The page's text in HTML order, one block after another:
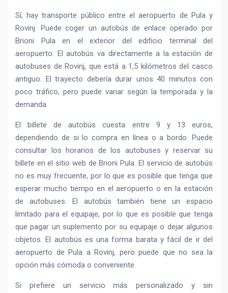
Sí, hay transporte público entre el aeropuerto de Pula y
Rovinj. Puede coger un autobús de enlace operado por
Brioni Pula en el exterior del edificio terminal del
aeropuerto. El autobús va directamente a la estación de
autobuses de Rovinj, que está a 1,5 kilómetros del casco
antiguo. El trayecto debería durar unos 40 minutos con
poco tráfico, pero puede variar según la temporada y la
demanda.
El billete de autobús cuesta entre 9 y 13 euros,
dependiendo de si lo compra en línea o a bordo. Puede
consultar los horarios de los autobuses y reservar su
billete en el sitio web de Brioni Pula. El servicio de autobús
no es muy frecuente, por lo que es posible que tenga que
esperar mucho tiempo en el aeropuerto o en la estación
de autobuses. El autobús también tiene un espacio
limitado para el equipaje, por lo que es posible que tenga
que pagar un suplemento por su equipaje o dejar algunos
objetos. El autobús es una forma barata y fácil de ir del
aeropuerto de Pula a Rovinj, pero puede que no sea la
opción más cómoda o conveniente.
Si prefiere un servicio más personalizado y sin